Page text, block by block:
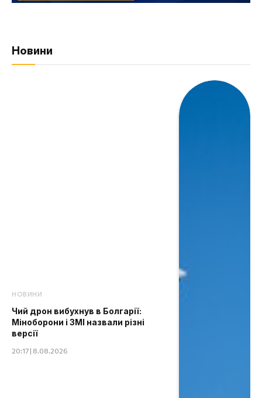
Новини
НОВИНИ
Чий дрон вибухнув в Болгарії:
Міноборони і ЗМІ назвали різні
версії
20:17 | 8.08.2026